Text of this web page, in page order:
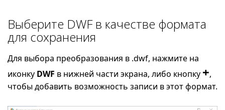
Выберите DWF в качестве формата
для сохранения
Для выбора преобразования в .dwf, нажмите на
иконку DWF в нижней части экрана, либо кнопку +,
чтобы добавить возможность записи в этот формат.